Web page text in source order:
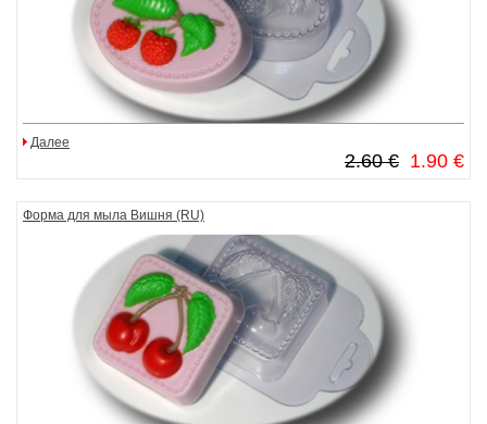
Далее
1.90 €
2.60 €
Форма для мыла Вишня (RU)